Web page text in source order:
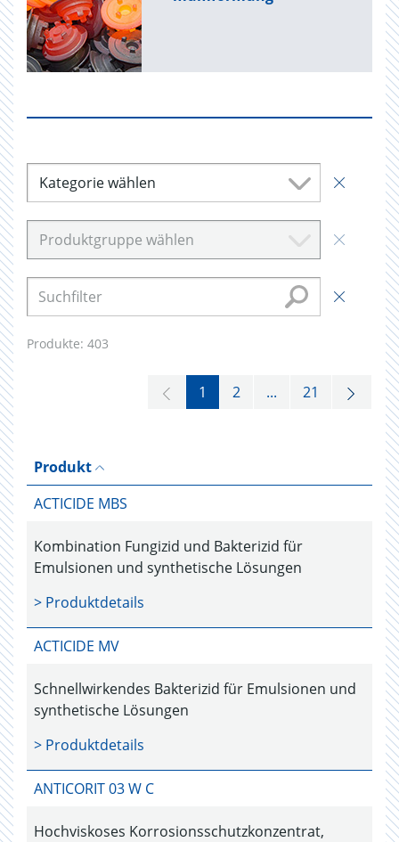
Kategorie wählen
Produktgruppe wählen
Produkte: 403
1 2 ... 21
Produkt
ACTICIDE MBS
Kombination Fungizid und Bakterizid für
Emulsionen und synthetische Lösungen
> Produktdetails
ACTICIDE MV
Schnellwirkendes Bakterizid für Emulsionen und
synthetische Lösungen
> Produktdetails
ANTICORIT 03 W C
Hochviskoses Korrosionsschutzkonzentrat,